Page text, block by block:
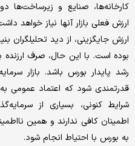
کارخانه‌ها، صنایع و زیرساخت‌ها
ارزش فعلی بازار آنها نیاز خواهد
ارزش جایگزینی، از دید تحلیلگران
بوده است. با این حال، صرف ارزنده
رشد پایدار بورس باشد. بازار
قدرتمندی شود که اعتماد عمومی به
شرایط کنونی، بسیاری از
اطمینان کافی ندارند و همین
به بورس با احتیاط انجام شود.